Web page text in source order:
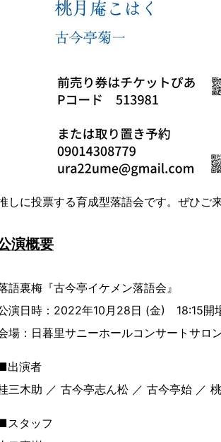
しに投票する育成型落語会です。ぜひご
演概要
語裏梅『古今亭イケメン落語会』
演日時：2022年10月28日 (金) 18:15開
場：日暮里サニーホールコンサートサロ
出演者
三木助 ／ 古今亭志ん松 ／ 古今亭始 ／
スタッフ